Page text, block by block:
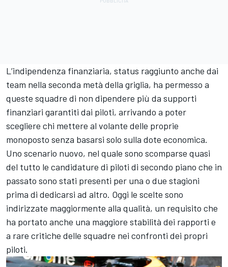
L’indipendenza finanziaria, status raggiunto anche dai
team nella seconda metà della griglia, ha permesso a
queste squadre di non dipendere più da supporti
finanziari garantiti dai piloti, arrivando a poter
scegliere chi mettere al volante delle proprie
monoposto senza basarsi solo sulla dote economica.
Uno scenario nuovo, nel quale sono scomparse quasi
del tutto le candidature di piloti di secondo piano che in
passato sono stati presenti per una o due stagioni
prima di dedicarsi ad altro. Oggi le scelte sono
indirizzate maggiormente alla qualità, un requisito che
ha portato anche una maggiore stabilità dei rapporti e
a rare critiche delle squadre nei confronti dei propri
piloti.